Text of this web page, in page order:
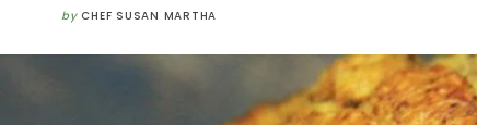
by CHEF SUSAN MARTHA